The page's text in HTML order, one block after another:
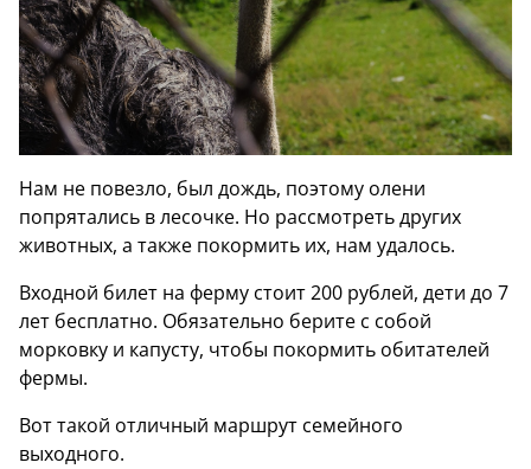
Нам не повезло, был дождь, поэтому олени
попрятались в лесочке. Но рассмотреть других
животных, а также покормить их, нам удалось.
Входной билет на ферму стоит 200 рублей, дети до 7
лет бесплатно. Обязательно берите с собой
морковку и капусту, чтобы покормить обитателей
фермы.
Вот такой отличный маршрут семейного
выходного.